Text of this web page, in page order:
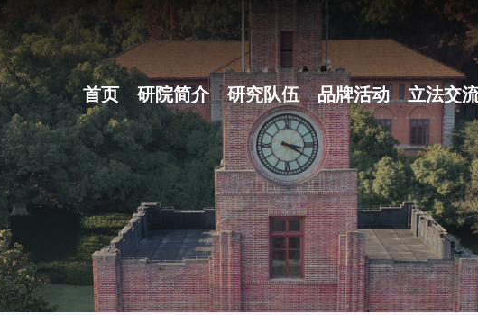
首页 研院简介
研院概况
组织体系
现任领导
行政机构
研究队伍
博士后团队
品牌活动
之江立法论坛
地方立法十大...
名家讲坛
立法沙龙
立法交
名家
讲坛
学科